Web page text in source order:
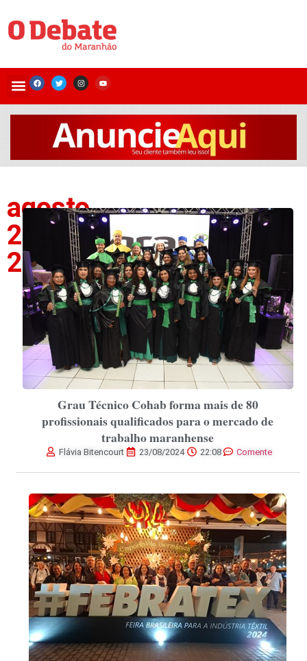
agosto
23,
2024
Grau Técnico Cohab forma mais de 80
profissionais qualificados para o mercado de
trabalho maranhense
Flávia Bitencourt 23/08/2024 22:08 Comente